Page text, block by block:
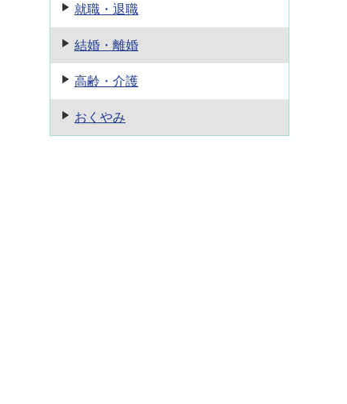
就職・退職
結婚・離婚
高齢・介護
おくやみ